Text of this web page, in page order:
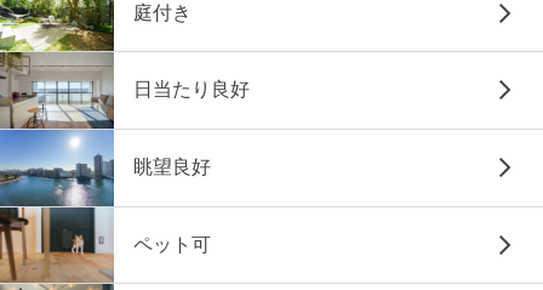
庭付き
日当たり良好
眺望良好
ペット可